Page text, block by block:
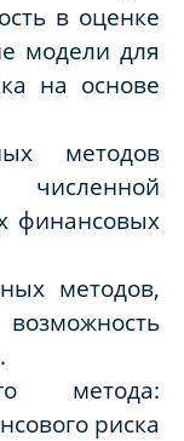
в оценке
модели для
на основе
методов
финансовых
методов,
метода:
риска